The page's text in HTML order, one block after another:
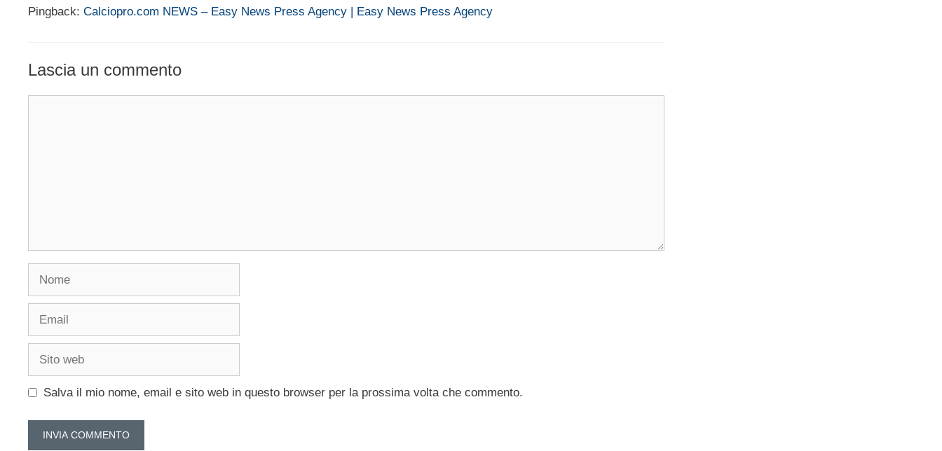
Pingback: Calciopro.com NEWS – Easy News Press Agency | Easy News Press Agency
Lascia un commento
Nome
Email
Sito
Salva il mio nome, email e sito web in questo browser per la prossima volta che commento.